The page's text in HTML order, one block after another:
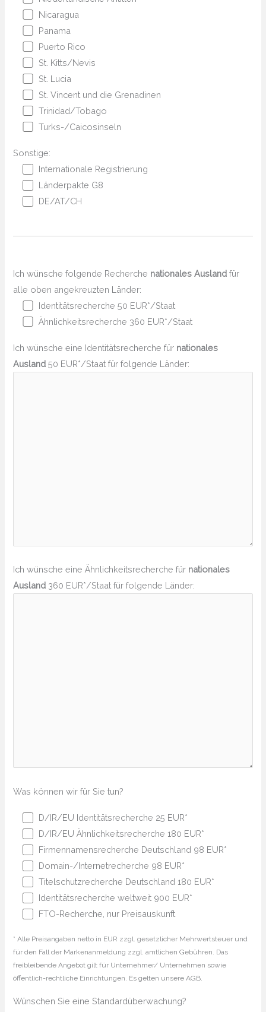
Nicaragua
Panama
Puerto Rico
St. Kitts/Nevis
St. Lucia
St. Vincent und die Grenadinen
Trinidad/Tobago
Turks-/Caicosinseln
Sonstige:
Internationale Registrierung
Länderpakte G8
DE/AT/CH
Ich wünsche folgende Recherche nationales Ausland für
alle oben angekreuzten Länder:
Identitätsrecherche 50 EUR*/Staat
Ähnlichkeitsrecherche 360 EUR*/Staat
Ich wünsche eine Identitätsrecherche für nationales
Ausland 50 EUR*/Staat für folgende Länder:
Ich wünsche eine Ähnlichkeitsrecherche für nationales
Ausland 360 EUR*/Staat für folgende Länder:
Was können wir für Sie tun?
D/IR/EU Identitätsrecherche 25 EUR*
D/IR/EU Ähnlichkeitsrecherche 180 EUR*
Firmennamensrecherche Deutschland 98 EUR*
Domain-/Internetrecherche 98 EUR*
Titelschutzrecherche Deutschland 180 EUR*
Identitätsrecherche weltweit 900 EUR*
FTO-Recherche, nur Preisauskunft
* Alle Preisangaben netto in EUR zzgl. gesetzlicher Mehrwertsteuer und
für den Fall der Markenanmeldung zzgl. amtlichen Gebühren. Das
freibleibende Angebot gilt für Unternehmer/ Unternehmen sowie
öffentlich-rechtliche Einrichtungen. Es gelten unsere AGB.
Wünschen Sie eine Standardüberwachung?